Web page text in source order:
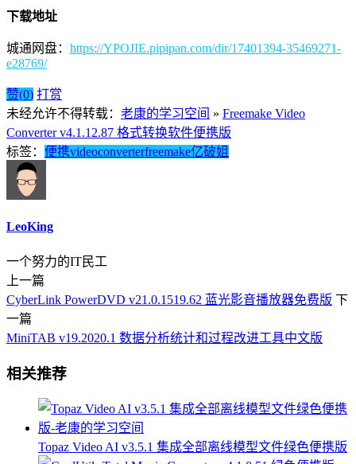
下载地址
城通网盘： https://YPOJIE.pipipan.com/dir/17401394-35469271-
e28769/
赞(0) 打赏
未经允许不得转载： 老康的学习空间 » Freemake Video
Converter v4.1.12.87 格式转换软件便携版
标签： 便携videoconverterfreemake亿破姐
LeoKing
一个努力的IT民工
上一篇
CyberLink PowerDVD v21.0.1519.62 蓝光影音播放器免费版 下
一篇
MiniTAB v19.2020.1 数据分析统计和过程改进工具中文版
相关推荐
Topaz Video AI v3.5.1 集成全部离线模型文件绿色便携版